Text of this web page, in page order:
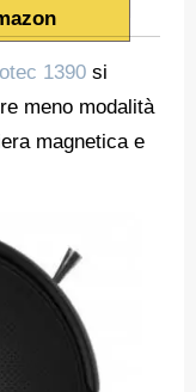
1390 si
meno modalità
magnetica e